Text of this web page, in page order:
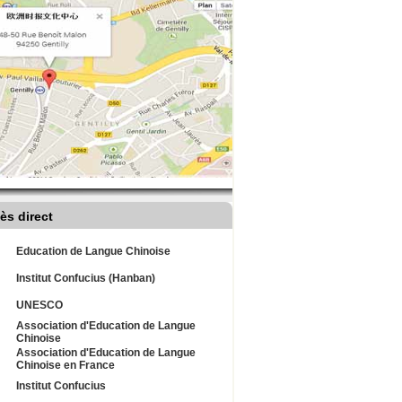
direct
Education de Langue Chinoise
Institut Confucius (Hanban)
UNESCO
Association d'Education de Langue
Chinoise
Association d'Education de Langue
Chinoise en France
Institut Confucius